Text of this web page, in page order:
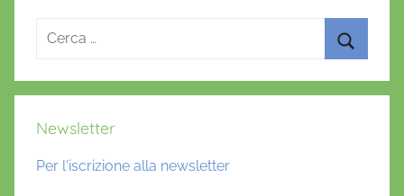
2
I
Ricerca
Newsletter
Per l'iscrizione alla newsletter